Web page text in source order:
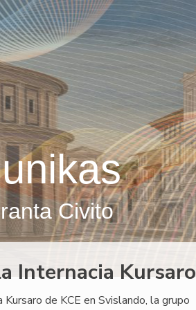
Civito
Internacia Kursaro
de KCE en Svislando, la grupo